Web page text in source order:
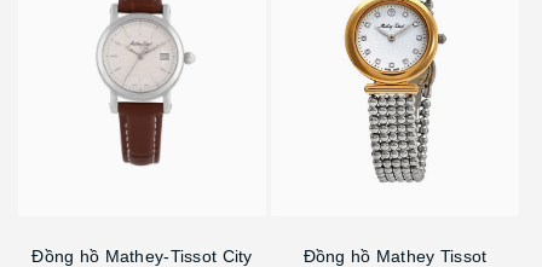
Đồng hồ Mathey-Tissot City
Đồng hồ Mathey Tissot